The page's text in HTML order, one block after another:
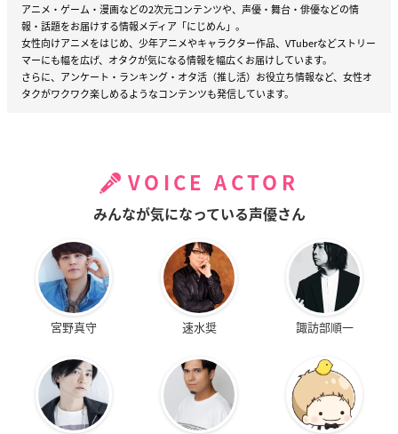
アニメ・ゲーム・漫画などの2次元コンテンツや、声優・舞台・俳優などの情
報・話題をお届けする情報メディア「にじめん」。
女性向けアニメをはじめ、少年アニメやキャラクター作品、VTuberなどストリー
マーにも幅を広げ、オタクが気になる情報を幅広くお届けしています。
さらに、アンケート・ランキング・オタ活（推し活）お役立ち情報など、女性オ
タクがワクワク楽しめるようなコンテンツも発信しています。
VOICE ACTOR
みんなが気になっている声優さん
宮野真守 速水奨 諏訪部順一